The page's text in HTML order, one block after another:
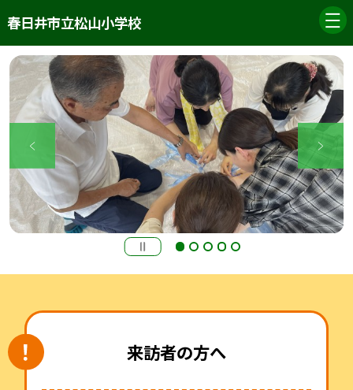
春日井市立松山小学校
来訪者の方へ